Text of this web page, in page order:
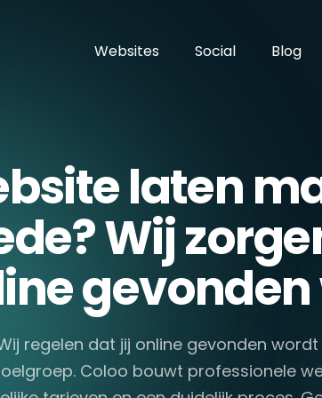
Websites
Social Blog
laten
Wij
regelen dat jij online gevonden
Coloo bouwt professionele